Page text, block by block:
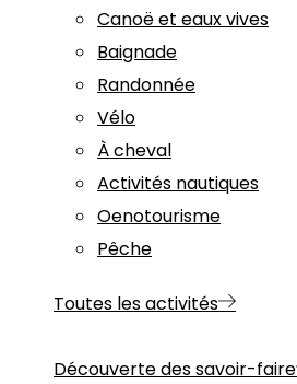
Canoë et eaux vives
Baignade
Randonnée
Vélo
À cheval
Activités nautiques
Oenotourisme
Pêche
Toutes les activités
Découverte des savoir-faire